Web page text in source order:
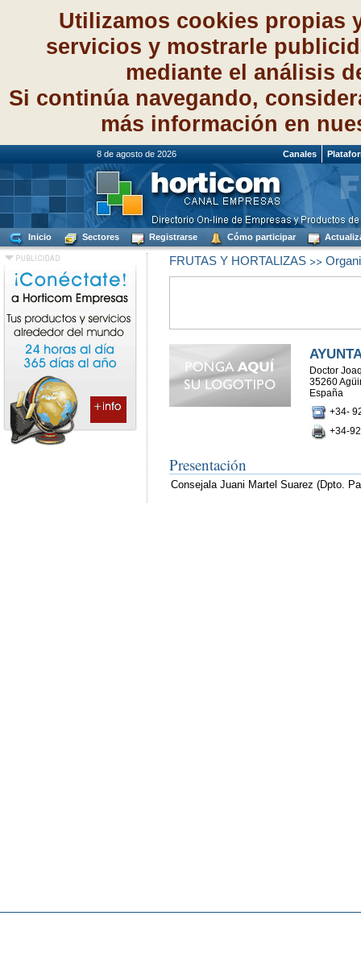
Utilizamos cookies propias
servicios y mostrarle
mediante el análisis
Si continúa navegando,
más información en
8 de agosto de 2026 Canales
Inicio Sectores Registrarse Cómo participar
FRUTAS Y HORTALIZAS>>
Doctor
35260
España
+34-
+34-
Presentación
Consejala Juani Martel Suarez (Dpto.